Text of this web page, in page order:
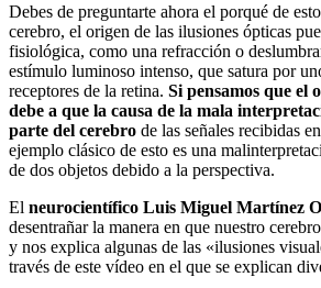
Debes de preguntarte ahora el porqué de
cerebro, el origen de las ilusiones ópticas
fisiológica, como una refracción o
estímulo luminoso intenso, que satura por
receptores de la retina. Si pensamos que el
debe a que la causa de la mala
parte del cerebro de las señales recibidas
ejemplo clásico de esto es una
de dos objetos debido a la perspectiva.
El neurocientífico Luis Miguel Martínez
desentrañar la manera en que nuestro
y nos explica algunas de las «ilusiones
través de este vídeo en el que se explican